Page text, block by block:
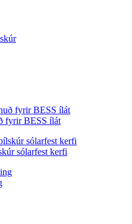
fyrir BESS ílát
sólarfest kerfi